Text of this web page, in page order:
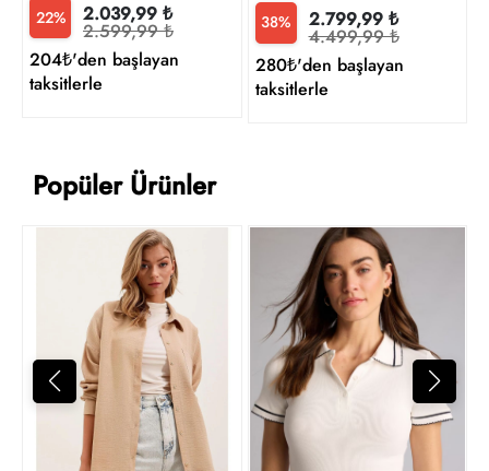
22% 2.039,99 ₺
2.599,99 ₺
204₺'den başlayan
taksitlerle
38% 2.799,99 ₺
4.499,99 ₺
280₺'den başlayan
taksitlerle
Popüler Ürünler